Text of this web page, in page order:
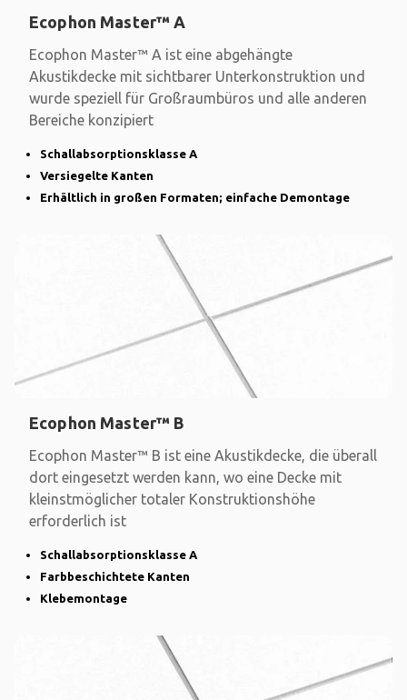
Ecophon Master™ A
Ecophon Master™ A ist eine abgehängte
Akustikdecke mit sichtbarer Unterkonstruktion und
wurde speziell für Großraumbüros und alle anderen
Bereiche konzipiert
Schallabsorptionsklasse A
Versiegelte Kanten
Erhältlich in großen Formaten; einfache Demontage
Ecophon Master™ B
Ecophon Master™ B ist eine Akustikdecke, die überall
dort eingesetzt werden kann, wo eine Decke mit
kleinstmöglicher totaler Konstruktionshöhe
erforderlich ist
Schallabsorptionsklasse A
Farbbeschichtete Kanten
Klebemontage